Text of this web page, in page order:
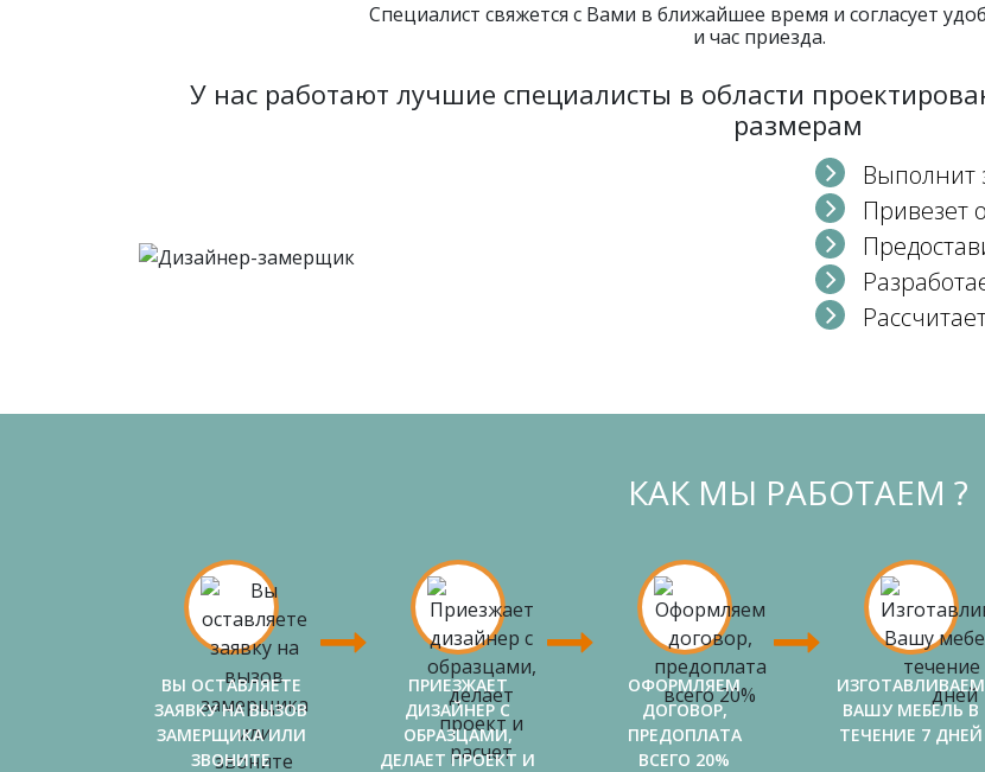
Специалист свяжется с Вами в ближайшее время и согласует
и час приезда.
У нас работают лучшие специалисты в области
размерам
Выполнит
Привезет
КАК МЫ РАБОТАЕМ ?
ВЫ ОСТАВЛЯЕТЕ
ЗАЯВКУ НА ВЫЗОВ
ЗАМЕРЩИКА ИЛИ
ЗВОНИТЕ
ПРИЕЗЖАЕТ
ДИЗАЙНЕР С
ОБРАЗЦАМИ,
ДЕЛАЕТ ПРОЕКТ И
ОФОРМЛЯЕМ
ДОГОВОР,
ПРЕДОПЛАТА
ВСЕГО 20%
ИЗГОТАВЛИВАЕМ
ВАШУ МЕБЕЛЬ В
ТЕЧЕНИЕ 7 ДНЕЙ